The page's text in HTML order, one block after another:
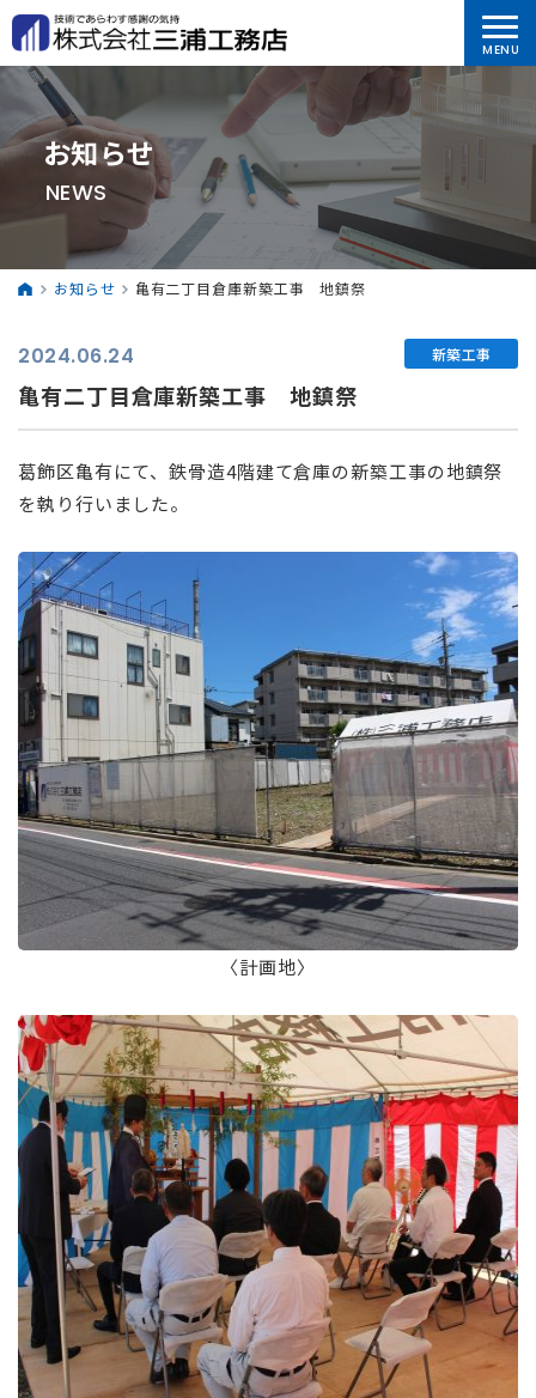
お知らせ
NEWS
お知らせ 亀有二丁目倉庫新築工事 地鎮祭
2024.06.24 新築工事
亀有二丁目倉庫新築工事 地鎮祭
葛飾区亀有にて、鉄骨造4階建て倉庫の新築工事の地鎮祭
を執り行いました。
〈計画地〉